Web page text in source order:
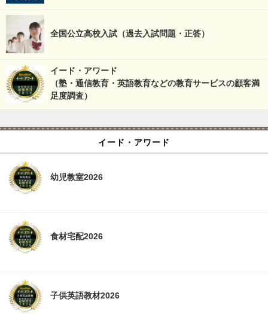
全国公立高校入試（過去入試問題・正答）
イード・アワード
（塾・通信教育・英語教育などの教育サービスの顧客満
足度調査）
イード・アワード
幼児教室2026
食材宅配2026
子供英語教材2026